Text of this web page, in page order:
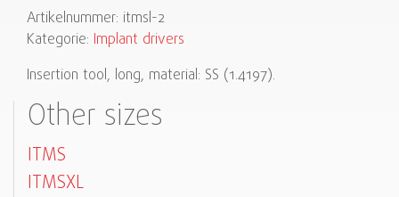
Artikelnummer: itmsl-2
Kategorie: Implant drivers
Insertion tool, long, material: SS (1.4197).
Other sizes
ITMS
ITMSXL